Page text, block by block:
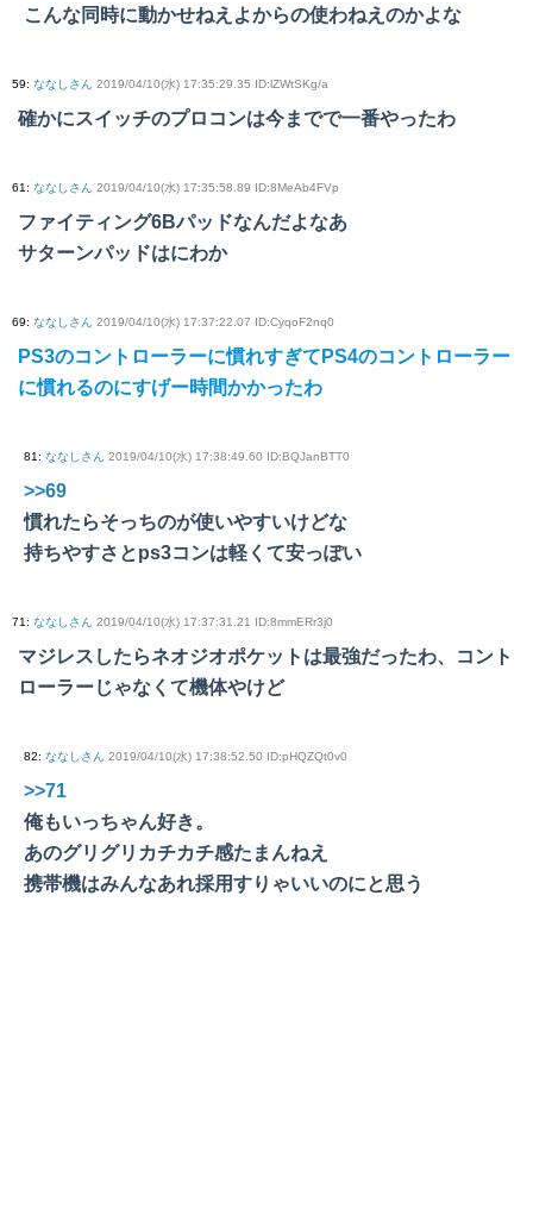
こんな同時に動かせねえよからの使わねえのかよな
59: ななしさん 2019/04/10(水) 17:35:29.35 ID:lZWtSKg/a
確かにスイッチのプロコンは今までで一番やったわ
61: ななしさん 2019/04/10(水) 17:35:58.89 ID:8MeAb4FVp
ファイティング6Bパッドなんだよなあ
サターンパッドはにわか
69: ななしさん 2019/04/10(水) 17:37:22.07 ID:CyqoF2nq0
PS3のコントローラーに慣れすぎてPS4のコントローラー
に慣れるのにすげー時間かかったわ
81: ななしさん 2019/04/10(水) 17:38:49.60 ID:BQJanBTT0
>>69
慣れたらそっちのが使いやすいけどな
持ちやすさとps3コンは軽くて安っぽい
71: ななしさん 2019/04/10(水) 17:37:31.21 ID:8mmERr3j0
マジレスしたらネオジオポケットは最強だったわ、コント
ローラーじゃなくて機体やけど
82: ななしさん 2019/04/10(水) 17:38:52.50 ID:pHQZQt0v0
>>71
俺もいっちゃん好き。
あのグリグリカチカチ感たまんねえ
携帯機はみんなあれ採用すりゃいいのにと思う